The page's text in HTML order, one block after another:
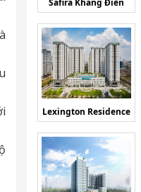
Safira Khang Điền
Lexington Residence